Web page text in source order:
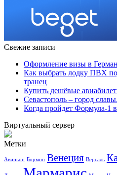
Свежие записи
Оформление визы в
Как выбрать лодку ПВХ
транец
Купить дешёвые
Севастополь – город
Когда пройдет Формула-1
Виртуальный сервер
Метки
Авиньон Бормио Венеция Версаль